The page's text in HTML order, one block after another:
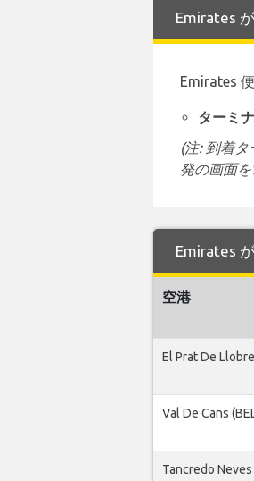
Emirates
Emirates
ターミ
(注: 到着
発の画面
Emirates
空港
El Prat De
Val De Cans
Tancredo